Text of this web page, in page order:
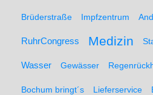
Brüderstraße Impfzentrum
RuhrCongress Medizin
Wasser Gewässer
Bochum bringt´s Lieferservice